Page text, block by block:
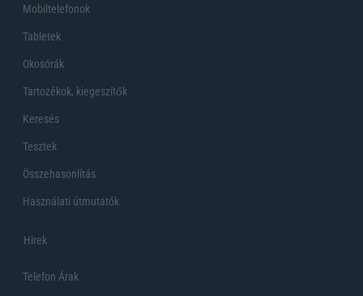
Mobiltelefonok
Tabletek
Okosórák
Tartozékok, kiegeszítők
Keresés
Tesztek
Összehasonlítás
Használati útmutatók
Hirek
Telefon Árak